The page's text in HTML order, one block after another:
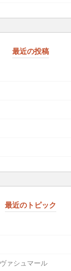
最近の投稿
最近のトピック
ァシュマール